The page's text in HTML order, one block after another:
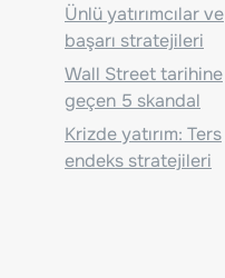
Ünlü yatırımcılar ve
başarı stratejileri
Wall Street tarihine
geçen 5 skandal
Krizde yatırım: Ters
endeks stratejileri